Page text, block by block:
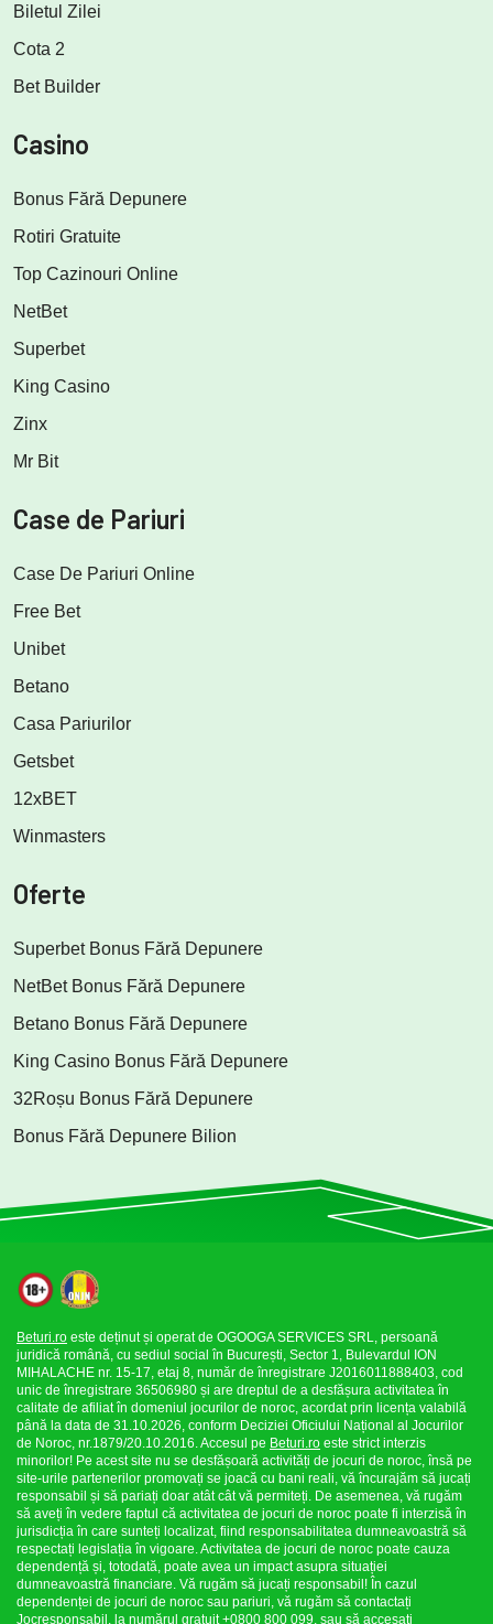
Biletul Zilei
Cota 2
Bet Builder
Casino
Bonus Fără Depunere
Rotiri Gratuite
Top Cazinouri Online
NetBet
Superbet
King Casino
Zinx
Mr Bit
Case de Pariuri
Case De Pariuri Online
Free Bet
Unibet
Betano
Casa Pariurilor
Getsbet
12xBET
Winmasters
Oferte
Superbet Bonus Fără Depunere
NetBet Bonus Fără Depunere
Betano Bonus Fără Depunere
King Casino Bonus Fără Depunere
32Roșu Bonus Fără Depunere
Bonus Fără Depunere Bilion
Beturi.ro este deținut și operat de OGOOGA SERVICES SRL, persoană
juridică română, cu sediul social în București, Sector 1, Bulevardul ION
MIHALACHE nr. 15-17, etaj 8, număr de înregistrare J2016011888403, cod
unic de înregistrare 36506980 și are dreptul de a desfășura activitatea în
calitate de afiliat în domeniul jocurilor de noroc, acordat prin licența valabilă
până la data de 31.10.2026, conform Deciziei Oficiului Național al Jocurilor
de Noroc, nr.1879/20.10.2016. Accesul pe Beturi.ro este strict interzis
minorilor! Pe acest site nu se desfășoară activități de jocuri de noroc, însă pe
site-urile partenerilor promovați se joacă cu bani reali, vă încurajăm să jucați
responsabil și să pariați doar atât cât vă permiteți. De asemenea, vă rugăm
să aveți în vedere faptul că activitatea de jocuri de noroc poate fi interzisă în
jurisdicția în care sunteți localizat, fiind responsabilitatea dumneavoastră să
respectați legislația în vigoare. Activitatea de jocuri de noroc poate cauza
dependență și, totodată, poate avea un impact asupra situației
dumneavoastră financiare. Vă rugăm să jucați responsabil! În cazul
dependenței de jocuri de noroc sau pariuri, vă rugăm să contactați
Jocresponsabil, la numărul gratuit +0800 800 099, sau să accesați